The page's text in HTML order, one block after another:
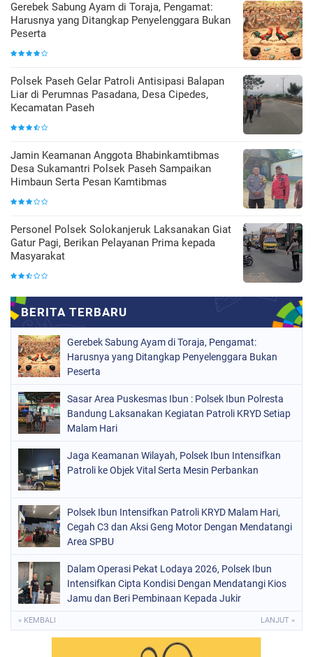
Gerebek Sabung Ayam di Toraja, Pengamat:
Harusnya yang Ditangkap Penyelenggara Bukan
Peserta
Polsek Paseh Gelar Patroli Antisipasi Balapan
Liar di Perumnas Pasadana, Desa Cipedes,
Kecamatan Paseh
Jamin Keamanan Anggota Bhabinkamtibmas
Desa Sukamantri Polsek Paseh Sampaikan
Himbaun Serta Pesan Kamtibmas
Personel Polsek Solokanjeruk Laksanakan Giat
Gatur Pagi, Berikan Pelayanan Prima kepada
Masyarakat
Gerebek Sabung Ayam di Toraja, Pengamat:
Harusnya yang Ditangkap Penyelenggara Bukan
Peserta
Sasar Area Puskesmas Ibun : Polsek Ibun Polresta
Bandung Laksanakan Kegiatan Patroli KRYD Setiap
Malam Hari
Jaga Keamanan Wilayah, Polsek Ibun Intensifkan
Patroli ke Objek Vital Serta Mesin Perbankan
Polsek Ibun Intensifkan Patroli KRYD Malam Hari,
Cegah C3 dan Aksi Geng Motor Dengan Mendatangi
Area SPBU
Dalam Operasi Pekat Lodaya 2026, Polsek Ibun
Intensifkan Cipta Kondisi Dengan Mendatangi Kios
Jamu dan Beri Pembinaan Kepada Jukir
« KEMBALI LANJUT »